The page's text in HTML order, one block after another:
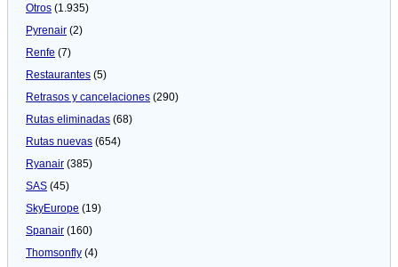
Otros (1.935)
Pyrenair (2)
Renfe (7)
Restaurantes (5)
Retrasos y cancelaciones (290)
Rutas eliminadas (68)
Rutas nuevas (654)
Ryanair (385)
SAS (45)
SkyEurope (19)
Spanair (160)
Thomsonfly (4)